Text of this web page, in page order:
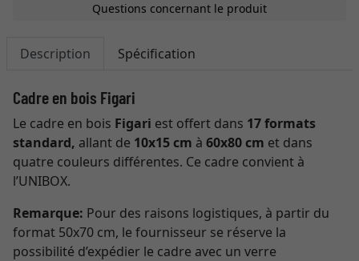
Questions concernant le produit
Description Spécification
Cadre en bois Figari
Le cadre en bois Figari est offert dans 17 formats
standard, allant de 10x15 cm à 60x80 cm et dans
quatre couleurs différentes. Ce cadre convient à
l’UNIBOX.
Remarque: Pour des raisons logistiques, à partir du
format 50x70 cm, le fournisseur se réserve la
possibilité d’expédier le cadre avec un verre